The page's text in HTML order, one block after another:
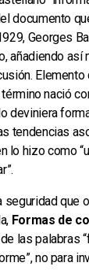
documento
Georges
añadiendo así
Elemento
término nació
deviniera
tendencias
lo hizo como
seguridad que
Formas de
las palabras
no para